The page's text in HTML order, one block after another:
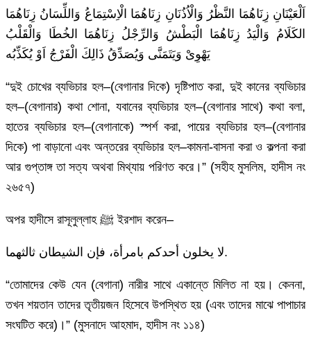
اَلْعَيْنَانِ زِنَاهُمَا النَّظْرُ وَالْاُذُنَانِ زِنَاهُمَا الْاِسْتِمَاعُ وَاللِّسَانُ زِنَاهُمَا
الكَلَامُ وَالْيَدُ زِنَاهُمَا الْبَطْشُ وَالرِّجْلُ زِنَاهُمَا الخُطَا وَالْقَلْبُ
يَهْوِىْ وَيَتَمَنَّى وَيُصَدِّقُ ذَالِكَ الْفَرْجُ اَوْ يُكَذِّبُه
“দুই চোখের ব্যভিচার হল–(বেগানার দিকে) দৃষ্টিপাত করা, দুই কানের ব্যভিচার
হল–(বেগানার) কথা শোনা, যবানের ব্যভিচার হল–(বেগানার সাথে) কথা বলা,
হাতের ব্যভিচার হল–(বেগানাকে) স্পর্শ করা, পায়ের ব্যভিচার হল–(বেগানার
দিকে) পা বাড়ানো এবং অন্তরের ব্যভিচার হল–কামনা-বাসনা করা ও কল্পনা করা
আর গুপ্তাঙ্গ তা সত্য অথবা মিথ্যায় পরিণত করে।” (সহীহ মুসলিম, হাদীস নং
২৬৫৭)
অপর হাদীসে রাসূলুল্লাহ ﷺ ইরশাদ করেন–
لا يخلون أحدكم بامرأة، فإن الشيطان ثالثهما.
“তোমাদের কেউ যেন (বেগানা) নারীর সাথে একান্তে মিলিত না হয়। কেননা,
তখন শয়তান তাদের তৃতীয়জন হিসেবে উপস্থিত হয় (এবং তাদের মাঝে পাপাচার
সংঘটিত করে)।” (মুসনাদে আহমাদ, হাদীস নং ১১৪)